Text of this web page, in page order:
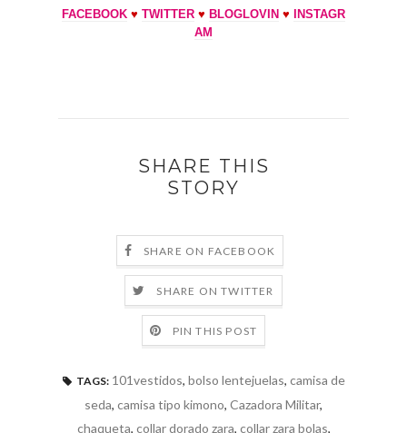
FACEBOOK ♥ TWITTER ♥ BLOGLOVIN ♥ INSTAGR
AM
SHARE THIS
STORY
SHARE ON FACEBOOK
SHARE ON TWITTER
PIN THIS POST
TAGS: 101vestidos, bolso lentejuelas, camisa de
seda, camisa tipo kimono, Cazadora Militar,
chaqueta, collar dorado zara, collar zara bolas,